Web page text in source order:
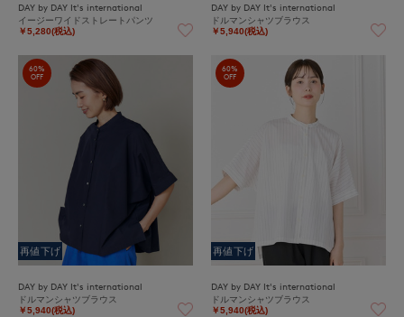
DAY by DAY It's international
イージーワイドストレートパンツ
￥5,280(税込)
DAY by DAY It's international
ドルマンシャツブラウス
￥5,940(税込)
60%
OFF
再値下げ
DAY by DAY It's international
ドルマンシャツブラウス
￥5,940(税込)
60%
OFF
再値下げ
DAY by DAY It's international
ドルマンシャツブラウス
￥5,940(税込)